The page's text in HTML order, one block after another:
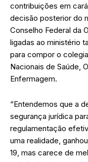
contribuições em
decisão posterior do
Conselho Federal da
ligadas ao ministério
para compor o
Nacionais de Saúde,
Enfermagem.
“Entendemos que a
segurança jurídica
regulamentação
uma realidade,
19, mas carece de